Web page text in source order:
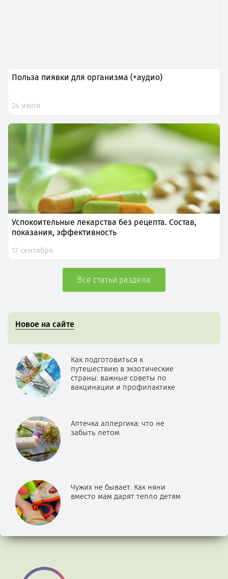
Польза пиявки для организма (+аудио)
24 июля
Успокоительные лекарства без рецепта. Состав,
показания, эффективность
17 сентября
Все статьи раздела
Новое на сайте
Как подготовиться к
путешествию в экзотические
страны: важные советы по
вакцинации и профилактике
Аптечка аллергика: что не
забыть летом
Чужих не бывает. Как няни
вместо мам дарят тепло детям